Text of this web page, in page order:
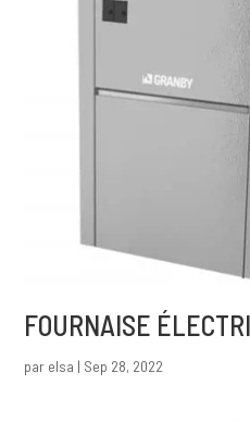
FOURNAISE
par elsa | Sep 28, 2022